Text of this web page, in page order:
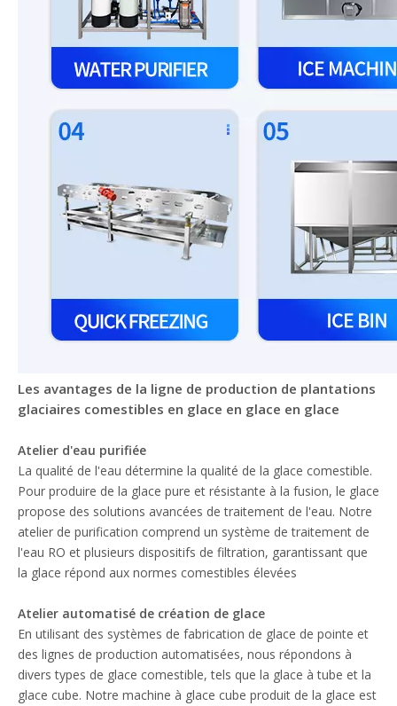
Les avantages de la ligne de production de plantations
glaciaires comestibles en glace en glace en glace
Atelier d'eau purifiée
La qualité de l'eau détermine la qualité de la glace comestible.
Pour produire de la glace pure et résistante à la fusion, le glace
propose des solutions avancées de traitement de l'eau. Notre
atelier de purification comprend un système de traitement de
l'eau RO et plusieurs dispositifs de filtration, garantissant que
la glace répond aux normes comestibles élevées
Atelier automatisé de création de glace
En utilisant des systèmes de fabrication de glace de pointe et
des lignes de production automatisées, nous répondons à
divers types de glace comestible, tels que la glace à tube et la
glace cube. Notre machine à glace cube produit de la glace est